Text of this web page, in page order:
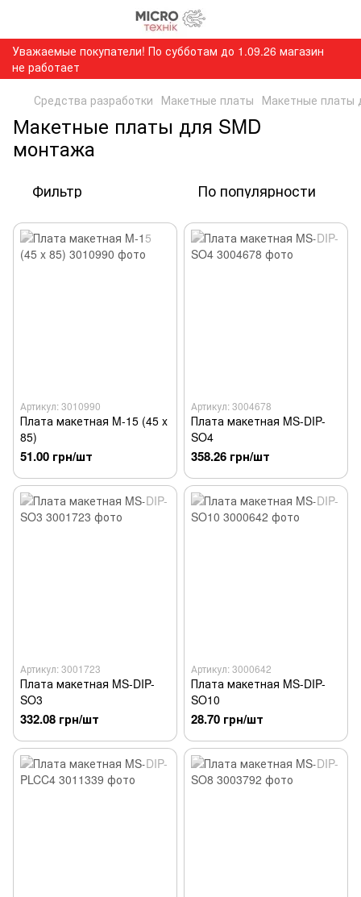
Уважаемые покупатели! По субботам до 1.09.26 магазин
не работает
Средства разработки Макетные платы Макетные платы
Макетные платы для SMD
монтажа
Фильтр По популярности
Артикул: 3010990
Плата макетная M-15 (45 x
85)
51.00 грн/шт
Артикул: 3004678
Плата макетная MS-DIP-
SO4
358.26 грн/шт
Артикул: 3001723
Плата макетная MS-DIP-
SO3
332.08 грн/шт
Артикул: 3000642
Плата макетная MS-DIP-
SO10
28.70 грн/шт